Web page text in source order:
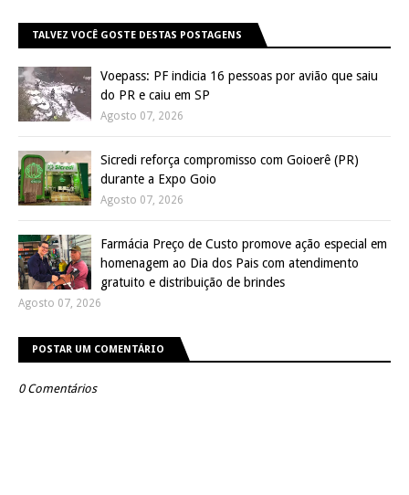
TALVEZ VOCÊ GOSTE DESTAS POSTAGENS
Voepass: PF indicia 16 pessoas por avião que saiu
do PR e caiu em SP
Agosto 07, 2026
Sicredi reforça compromisso com Goioerê (PR)
durante a Expo Goio
Agosto 07, 2026
Farmácia Preço de Custo promove ação especial em
homenagem ao Dia dos Pais com atendimento
gratuito e distribuição de brindes
Agosto 07, 2026
POSTAR UM COMENTÁRIO
0 Comentários